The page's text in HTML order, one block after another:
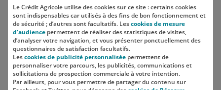
Localisation
Le Crédit Agricole utilise des cookies sur ce site : certains cookies
sont indispensables car utilisés à des fins de bon fonctionnement et
de sécurité ; d’autres sont facultatifs. Lescookies de mesure
d'audience permettent de réaliser des statistiques de visites,
d’analyser votre navigation, et vous présenter ponctuellement des
questionnaires de satisfaction facultatifs.
Lescookies de publicité personnalisée permettent de
personnaliser votre parcours, les publicités, communications et
sollicitations de prospection commerciale à votre intention.
Par ailleurs, pour vous permettre de partager du contenu sur